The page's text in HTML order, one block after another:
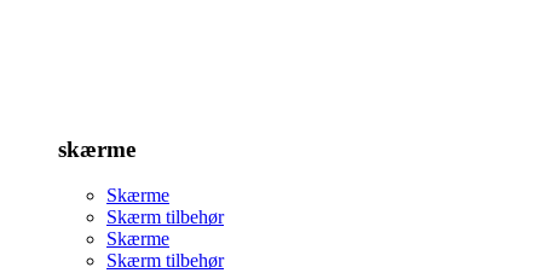
skærme
Skærme
Skærm tilbehør
Skærme
Skærm tilbehør